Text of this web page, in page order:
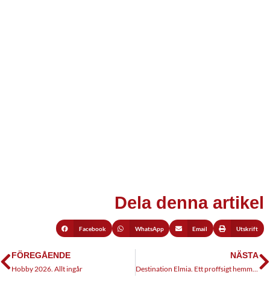
Dela denna artikel
Facebook WhatsApp Email Utskrift
FÖREGÅENDE
Hobby 2026. Allt ingår
NÄSTA
Destination Elmia. Ett proffsigt hemmabygge, del 5